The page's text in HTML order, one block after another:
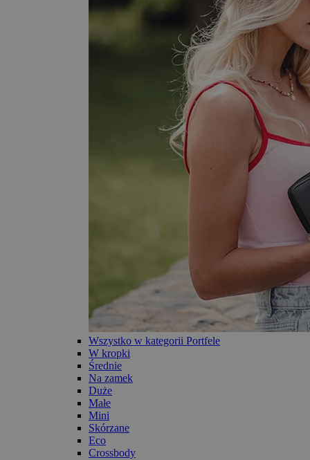
Wszystko w kategorii Portfele
W kropki
Średnie
Na zamek
Duże
Małe
Mini
Skórzane
Eco
Crossbody